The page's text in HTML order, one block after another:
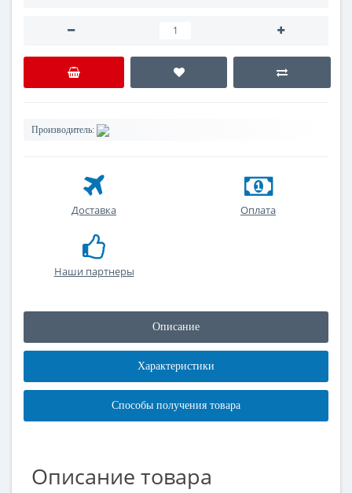
Производитель:
Доставка Оплата
Наши партнеры
Описание
Характеристики
Способы получения товара
Описание товара